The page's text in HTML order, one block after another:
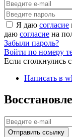
Я даю согласие
даю согласие на
Забыли пароль?
Войти по номеру
Если столкнулись
Написать в
Отправить ссылку